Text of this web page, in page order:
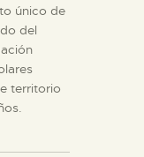
único de
del
territorio